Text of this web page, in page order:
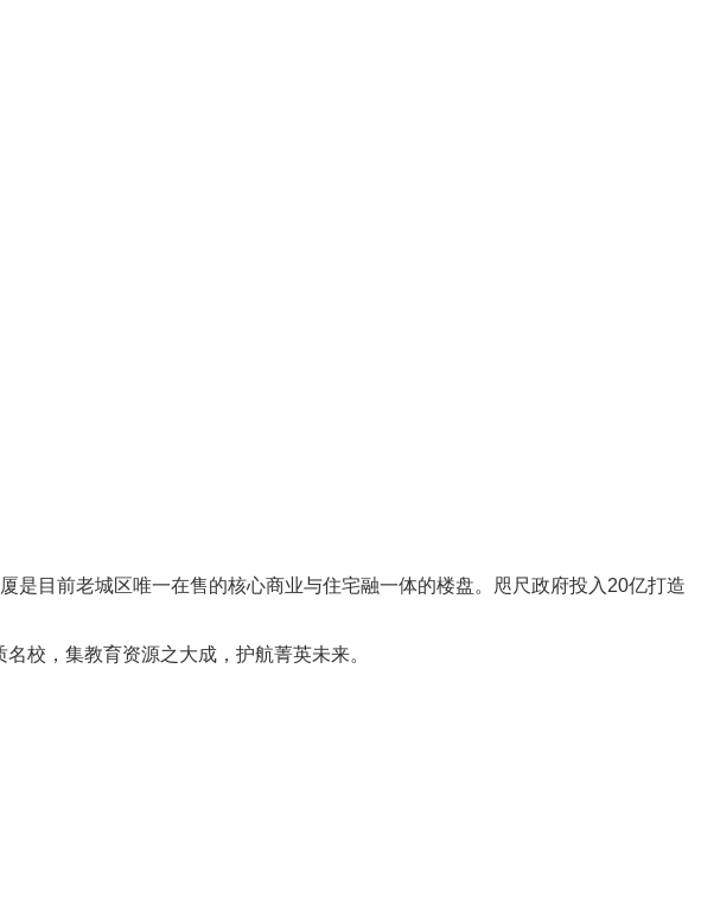
目前老城区唯一在售的核心商业与住宅融一体的楼盘。咫尺政府投入20亿打造
校，集教育资源之大成，护航菁英未来。